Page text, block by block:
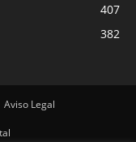
407
382
Aviso Legal